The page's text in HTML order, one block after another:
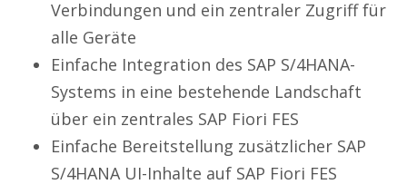
Verbindungen und ein zentraler Zugriff für
alle Geräte
Einfache Integration des SAP S/4HANA-
Systems in eine bestehende Landschaft
über ein zentrales SAP Fiori FES
Einfache Bereitstellung zusätzlicher SAP
S/4HANA UI-Inhalte auf SAP Fiori FES